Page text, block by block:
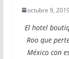
octubre 9,
El hotel
Roo que
México con